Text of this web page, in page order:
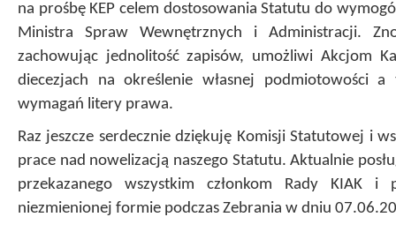
na prośbę KEP celem dostosowania Statutu do
Ministra Spraw Wewnętrznych i Administracji.
zachowując jednolitość zapisów, umożliwi Akcjom
diecezjach na określenie własnej podmiotowości a
wymagań litery prawa.
Raz jeszcze serdecznie dziękuję Komisji Statutowej i
prace nad nowelizacją naszego Statutu. Aktualnie
przekazanego wszystkim członkom Rady KIAK
niezmienionej formie podczas Zebrania w dniu